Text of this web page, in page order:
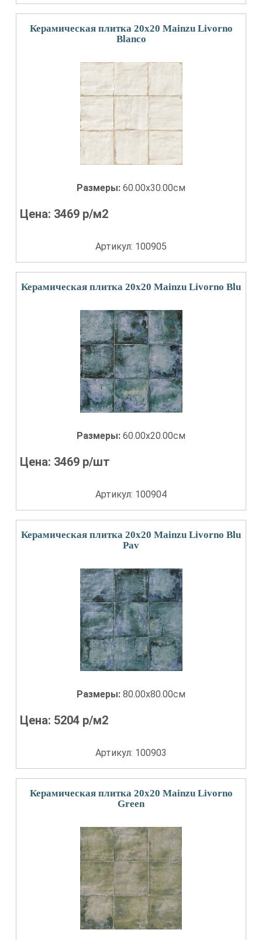
Керамическая плитка 20x20 Mainzu Livorno
Blanco
Размеры: 60.00x30.00см
Цена: 3469 р/м2
Артикул: 100905
Керамическая плитка 20x20 Mainzu Livorno Blu
Размеры: 60.00x20.00см
Цена: 3469 р/шт
Артикул: 100904
Керамическая плитка 20x20 Mainzu Livorno Blu
Pav
Размеры: 80.00x80.00см
Цена: 5204 р/м2
Артикул: 100903
Керамическая плитка 20x20 Mainzu Livorno
Green